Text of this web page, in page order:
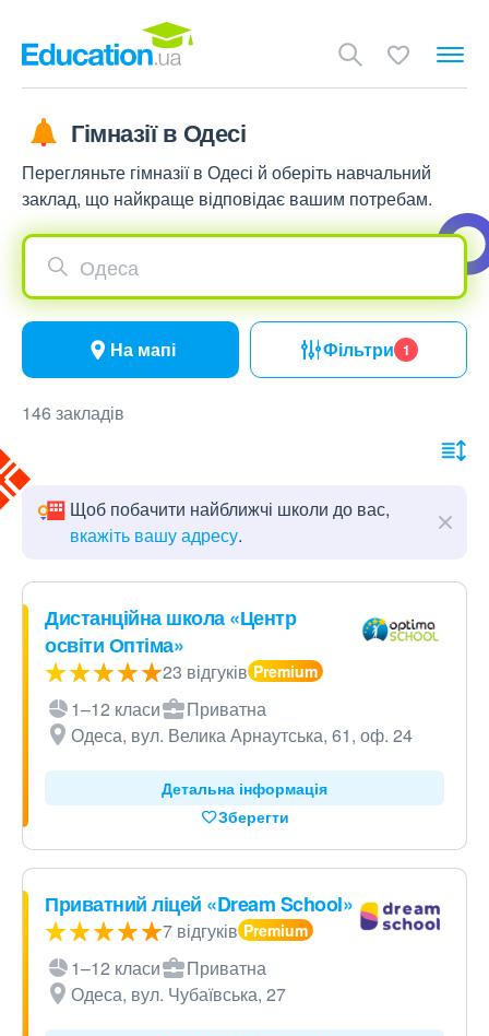
Гімназії в Одесі
Перегляньте гімназії в Одесі й оберіть навчальний
заклад, що найкраще відповідає вашим потребам.
Одеса
На мапі Фільтри 1
146 закладів
Щоб побачити найближчі школи до вас,
вкажіть вашу адресу.
Дистанційна школа «Центр
освіти Оптіма»
23 відгуків
1–12 класи
Приватна
Одеса, вул. Велика Арнаутська, 61, оф. 24
Детальна інформація
Зберегти
Приватний ліцей «Dream School»
7 відгуків
1–12 класи
Приватна
Одеса, вул. Чубаївська, 27